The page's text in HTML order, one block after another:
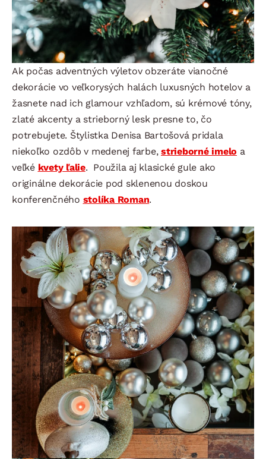
Ak počas adventných výletov obzeráte vianočné
dekorácie vo veľkorysých halách luxusných hotelov a
žasnete nad ich glamour vzhľadom, sú krémové tóny,
zlaté akcenty a strieborný lesk presne to, čo
potrebujete. Štylistka Denisa Bartošová pridala
niekoľko ozdôb v medenej farbe, strieborné imelo a
veľké kvety ľalie. Použila aj klasické gule ako
originálne dekorácie pod sklenenou doskou
konferenčného stolíka Roman.